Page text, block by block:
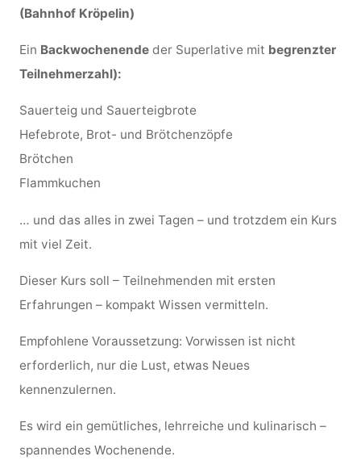
(Bahnhof Kröpelin)
Ein Backwochenende der Superlative mit begrenzter
Teilnehmerzahl):
Sauerteig und Sauerteigbrote
Hefebrote, Brot- und Brötchenzöpfe
Brötchen
Flammkuchen
… und das alles in zwei Tagen – und trotzdem ein Kurs
mit viel Zeit.
Dieser Kurs soll – Teilnehmenden mit ersten
Erfahrungen – kompakt Wissen vermitteln.
Empfohlene Voraussetzung: Vorwissen ist nicht
erforderlich, nur die Lust, etwas Neues
kennenzulernen.
Es wird ein gemütliches, lehrreiche und kulinarisch –
spannendes Wochenende.